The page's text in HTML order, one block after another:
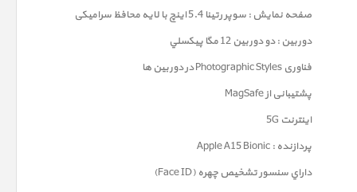
صفحه نمايش : سوپر رتينا 5.4 اينچ با لایه محافظ سرامیکی
دوربين : دو دوربین 12 مگا پيکسلي
فناوری Photographic Stylesدر دوربین ها
پشتیبانی از MagSafe
اینترنت 5G
پردازنده : Apple A15 Bionic
داراي سنسور تشخيص چهره (Face ID)